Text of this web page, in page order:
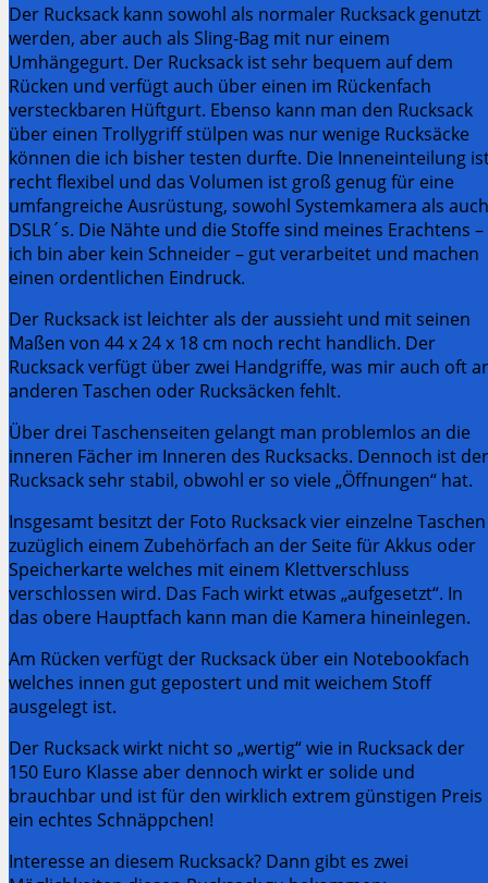
Der Rucksack kann sowohl als normaler Rucksack genutzt
werden, aber auch als Sling-Bag mit nur einem
Umhängegurt. Der Rucksack ist sehr bequem auf dem
Rücken und verfügt auch über einen im Rückenfach
versteckbaren Hüftgurt. Ebenso kann man den Rucksack
über einen Trollygriff stülpen was nur wenige Rucksäcke
können die ich bisher testen durfte. Die Inneneinteilung
recht flexibel und das Volumen ist groß genug für eine
umfangreiche Ausrüstung, sowohl Systemkamera als auch
DSLR´s. Die Nähte und die Stoffe sind meines Erachtens –
ich bin aber kein Schneider – gut verarbeitet und machen
einen ordentlichen Eindruck.
Der Rucksack ist leichter als der aussieht und mit seinen
Maßen von 44 x 24 x 18 cm noch recht handlich. Der
Rucksack verfügt über zwei Handgriffe, was mir auch oft
anderen Taschen oder Rucksäcken fehlt.
Über drei Taschenseiten gelangt man problemlos an die
inneren Fächer im Inneren des Rucksacks. Dennoch ist der
Rucksack sehr stabil, obwohl er so viele „Öffnungen“ hat.
Insgesamt besitzt der Foto Rucksack vier einzelne Taschen
zuzüglich einem Zubehörfach an der Seite für Akkus oder
Speicherkarte welches mit einem Klettverschluss
verschlossen wird. Das Fach wirkt etwas „aufgesetzt“. In
das obere Hauptfach kann man die Kamera hineinlegen.
Am Rücken verfügt der Rucksack über ein Notebookfach
welches innen gut gepostert und mit weichem Stoff
ausgelegt ist.
Der Rucksack wirkt nicht so „wertig“ wie in Rucksack der
150 Euro Klasse aber dennoch wirkt er solide und
brauchbar und ist für den wirklich extrem günstigen Preis
ein echtes Schnäppchen!
Interesse an diesem Rucksack? Dann gibt es zwei